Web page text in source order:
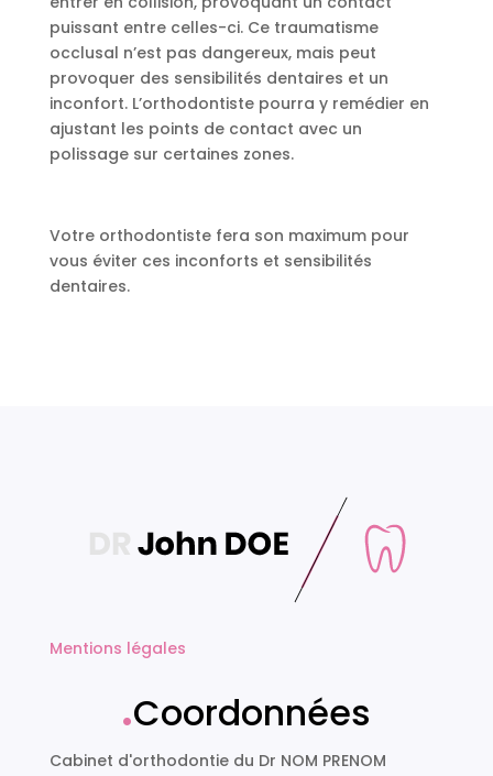
puissant entre celles-ci. Ce traumatisme
occlusal n’est pas dangereux, mais peut
provoquer des sensibilités dentaires et un
inconfort. L’orthodontiste pourra y remédier en
ajustant les points de contact avec un
polissage sur certaines zones.
Votre orthodontiste fera son maximum pour
vous éviter ces inconforts et sensibilités
dentaires.
Mentions légales
.Coordonnées
Cabinet d'orthodontie du Dr NOM PRENOM